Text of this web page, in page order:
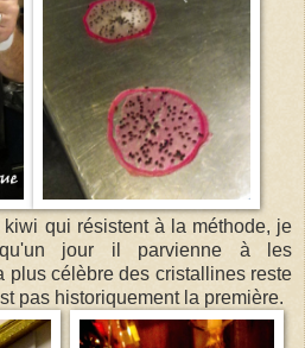
qui résistent à la méthode, je
jour il parvienne à les
plus célèbre des cristallines reste
pas historiquement la première.